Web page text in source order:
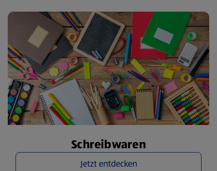
Schreibwaren
Jetzt entdecken